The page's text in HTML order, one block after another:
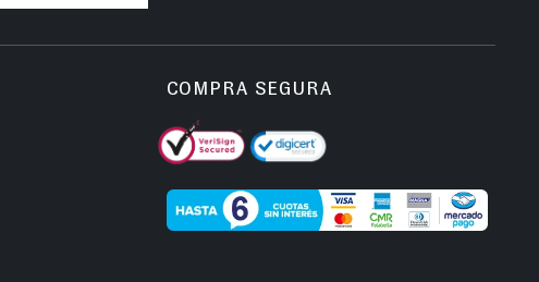
COMPRA SEGURA